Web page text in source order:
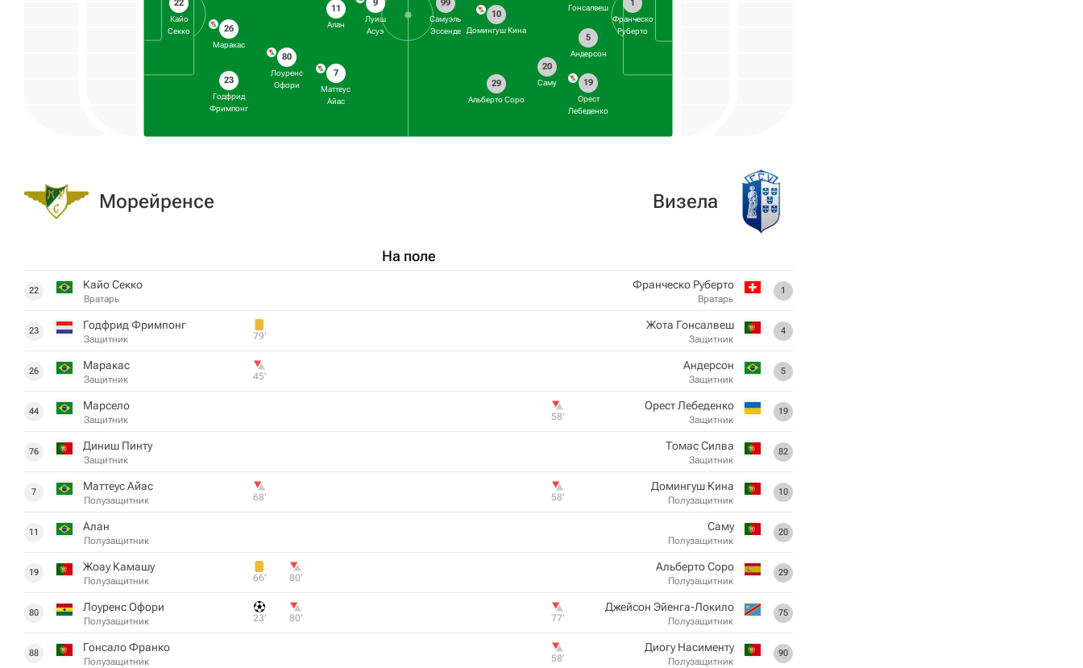
22
Кайо
Секко
26
Маракас
23
Годфрид
Фримпонг
80
Лоуренс
Офори
11
Алан
7
Маттеус
Айас
9
Луиш
Асуэ
1
Франческо
Руберто
Гонсалвеш
5
Андерсон
19
Орест
Лебеденко
20
Саму
10
Домингуш Кина
29
Альберто Соро
99
Самуэль
Эссенде
Морейренсе
На поле
22 Кайо Секко
Вратарь
23 Годфрид Фримпонг
Защитник 79‎’‎
26 Маракас
Защитник 45‎’‎
44 Марсело
Защитник
76 Диниш Пинту
Защитник
7 Маттеус Айас
Полузащитник 68‎’‎
11 Алан
Полузащитник
19 Жоау Камашу
Полузащитник 66‎’‎ 80‎’‎
80 Лоуренс Офори
Полузащитник 23‎’‎ 80‎’‎
88 Гонсало Франко
Полузащитник
Визела
1
Франческо Руберто
Вратарь
4
Жота Гонсалвеш
Защитник
5
Андерсон
Защитник
19
Орест Лебеденко
Защитник
58‎’‎
82
Томас Силва
Защитник
10
Домингуш Кина
Полузащитник
58‎’‎
20
Саму
Полузащитник
29
Альберто Соро
Полузащитник
75
Джейсон Эйенга-Локило
Полузащитник
77‎’‎
90
Диогу Насименту
Полузащитник
58‎’‎